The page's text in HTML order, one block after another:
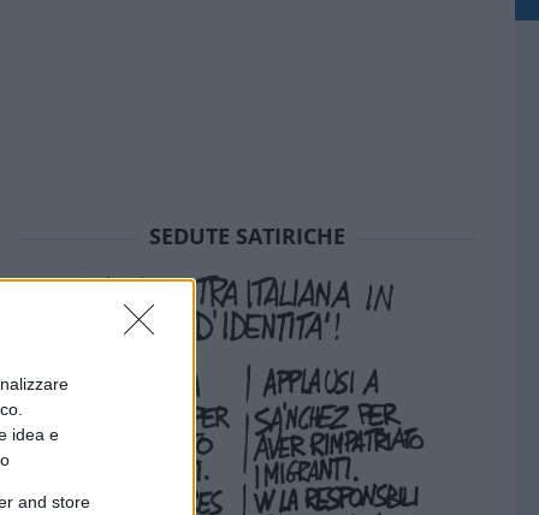
idea e
and store
SEDUTE SATIRICHE